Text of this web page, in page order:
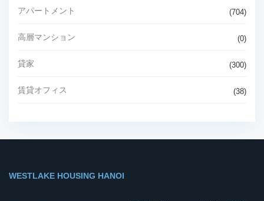
アパートメント (704)
高層マンション (0)
貸家 (300)
賃貸オフィス (38)
WESTLAKE HOUSING HANOI